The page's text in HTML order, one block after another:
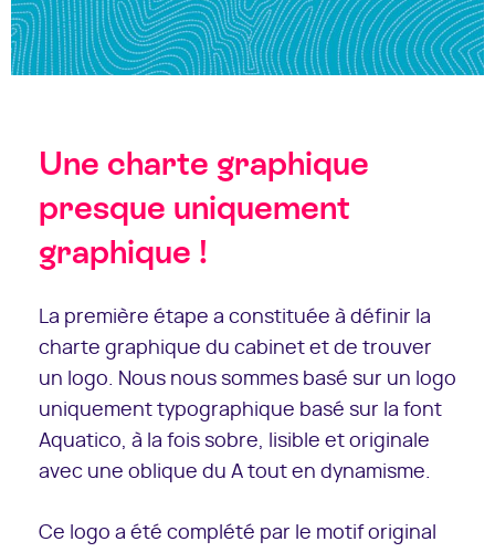
Une charte graphique
presque uniquement
graphique !
La première étape a constituée à définir la
charte graphique du cabinet et de trouver
un logo. Nous nous sommes basé sur un logo
uniquement typographique basé sur la font
Aquatico, à la fois sobre, lisible et originale
avec une oblique du A tout en dynamisme.
Ce logo a été complété par le motif original